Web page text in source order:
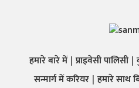
हमारे बारे में प्राइवेसी पालिसी
सन्मार्ग में करियर हमारे साथ